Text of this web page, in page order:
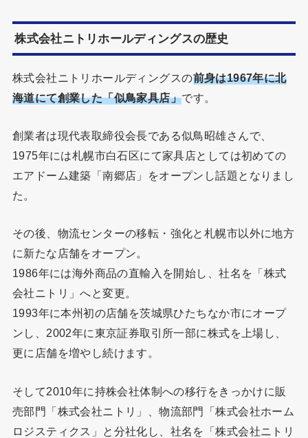
株式会社ニトリホールディングスの歴史
株式会社ニトリホールディングスの前身は1967年に北
海道にて創業した「似鳥家具店」です。
創業者は現代表取締役会長である似鳥昭雄さんで、
1975年には札幌市白石区にて家具店としては初めての
エアドーム建築「南郷店」をオープンし話題となりまし
た。
その後、物流センターの移転・強化と札幌市以外に地方
に新たな店舗をオープン。
1986年には海外商品の直輸入を開始し、社名を「株式
会社ニトリ」へと変更。
1993年に本州初の店舗を茨城県ひたちなか市にオープ
ンし、2002年に東京証券取引所一部に株式を上場し、
更に店舗を増やし続けます。
そして2010年に持株会社体制への移行をきっかけに販
売部門「株式会社ニトリ」、物流部門「株式会社ホーム
ロジスティクス」と分社化し、社名を「株式会社ニトリ